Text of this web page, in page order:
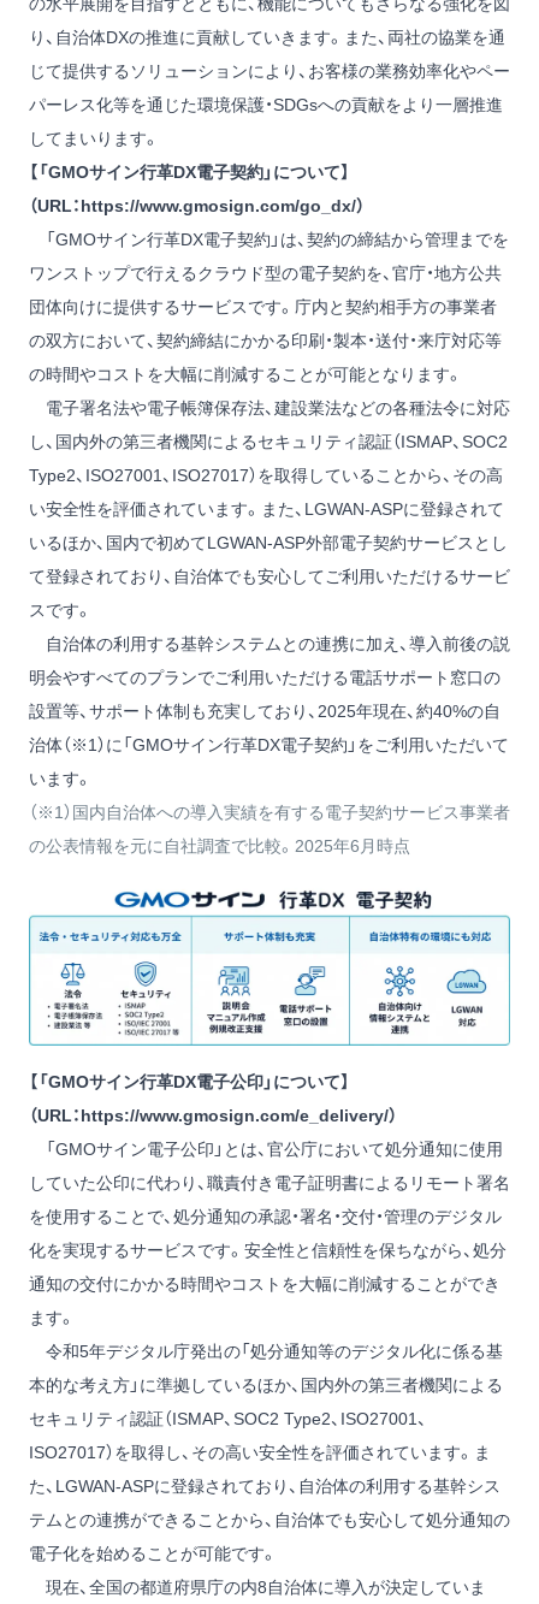
り、自治体DXの推進に貢献していきます。また、両社の協業を通
じて提供するソリューションにより、お客様の業務効率化やペー
パーレス化等を通じた環境保護・SDGsへの貢献をより一層推進
してまいります。
【「GMOサイン行革DX電子契約」について】
（URL：https://www.gmosign.com/go_dx/）
「GMOサイン行革DX電子契約」は、契約の締結から管理までを
ワンストップで行えるクラウド型の電子契約を、官庁・地方公共
団体向けに提供するサービスです。庁内と契約相手方の事業者
の双方において、契約締結にかかる印刷・製本・送付・来庁対応等
の時間やコストを大幅に削減することが可能となります。
電子署名法や電子帳簿保存法、建設業法などの各種法令に対応
し、国内外の第三者機関によるセキュリティ認証（ISMAP、SOC2
Type2、ISO27001、ISO27017）を取得していることから、その高
い安全性を評価されています。また、LGWAN-ASPに登録されて
いるほか、国内で初めてLGWAN-ASP外部電子契約サービスとし
て登録されており、自治体でも安心してご利用いただけるサービ
スです。
自治体の利用する基幹システムとの連携に加え、導入前後の説
明会やすべてのプランでご利用いただける電話サポート窓口の
設置等、サポート体制も充実しており、2025年現在、約40%の自
治体（※1）に「GMOサイン行革DX電子契約」をご利用いただいて
います。
（※1）国内自治体への導入実績を有する電子契約サービス事業者
の公表情報を元に自社調査で比較。2025年6月時点
【「GMOサイン行革DX電子公印」について】
（URL：https://www.gmosign.com/e_delivery/）
「GMOサイン電子公印」とは、官公庁において処分通知に使用
していた公印に代わり、職責付き電子証明書によるリモート署名
を使用することで、処分通知の承認・署名・交付・管理のデジタル
化を実現するサービスです。安全性と信頼性を保ちながら、処分
通知の交付にかかる時間やコストを大幅に削減することができ
ます。
令和5年デジタル庁発出の「処分通知等のデジタル化に係る基
本的な考え方」に準拠しているほか、国内外の第三者機関による
セキュリティ認証（ISMAP、SOC2 Type2、ISO27001、
ISO27017）を取得し、その高い安全性を評価されています。ま
た、LGWAN-ASPに登録されており、自治体の利用する基幹シス
テムとの連携ができることから、自治体でも安心して処分通知の
電子化を始めることが可能です。
現在、全国の都道府県庁の内8自治体に導入が決定していま